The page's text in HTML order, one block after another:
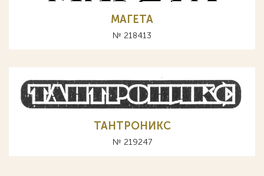
МАГЕТА
№ 218413
ТАНТРОНИКС
№ 219247